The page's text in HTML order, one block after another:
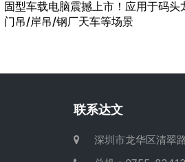
固型车载电脑震撼上市！应用于码头
门吊/岸吊/钢厂天车等场景
联系达文
深圳市龙华区清翠